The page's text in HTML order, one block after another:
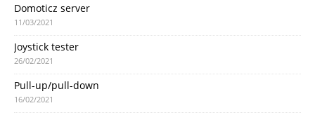
Domoticz server
11/03/2021
Joystick tester
26/02/2021
Pull-up/pull-down
16/02/2021